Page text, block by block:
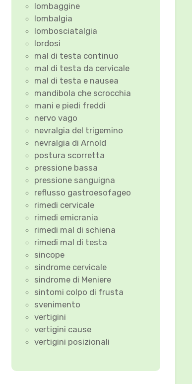
lombaggine
lombalgia
lombosciatalgia
lordosi
mal di testa continuo
mal di testa da cervicale
mal di testa e nausea
mandibola che scrocchia
mani e piedi freddi
nervo vago
nevralgia del trigemino
nevralgia di Arnold
postura scorretta
pressione bassa
pressione sanguigna
reflusso gastroesofageo
rimedi cervicale
rimedi emicrania
rimedi mal di schiena
rimedi mal di testa
sincope
sindrome cervicale
sindrome di Meniere
sintomi colpo di frusta
svenimento
vertigini
vertigini cause
vertigini posizionali